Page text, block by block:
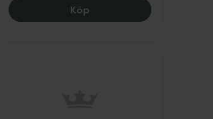
Deep Ear Plugs Size M/L, 135.15 kr.
KöpClearlii Daily -2.00,